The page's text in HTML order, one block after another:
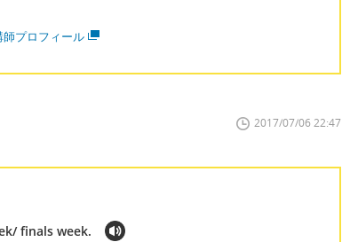
プロフィール
2017/07/06 22:47
finals week.